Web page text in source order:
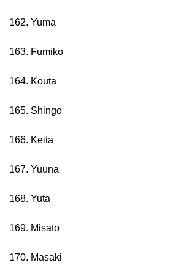
162. Yuma
163. Fumiko
164. Kouta
165. Shingo
166. Keita
167. Yuuna
168. Yuta
169. Misato
170. Masaki